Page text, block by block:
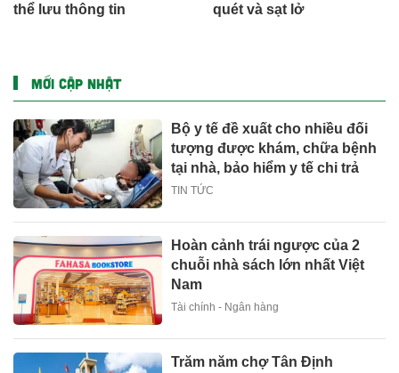
thể lưu thông tin
quét và sạt lở
MỚI CẬP NHẬT
Bộ y tế đề xuất cho nhiều đối
tượng được khám, chữa bệnh
tại nhà, bảo hiểm y tế chi trả
TIN TỨC
Hoàn cảnh trái ngược của 2
chuỗi nhà sách lớn nhất Việt
Nam
Tài chính - Ngân hàng
Trăm năm chợ Tân Định